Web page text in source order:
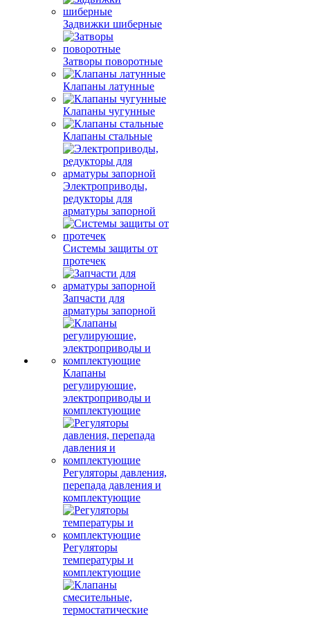
Задвижки шиберные
Затворы поворотные
Клапаны латунные
Клапаны чугунные
Клапаны стальные
Электроприводы,
редукторы для
арматуры запорной
Системы защиты от
протечек
Запчасти для
арматуры запорной
Клапаны
регулирующие,
электроприводы и
комплектующие
Регуляторы давления,
перепада давления и
комплектующие
Регуляторы
температуры и
комплектующие